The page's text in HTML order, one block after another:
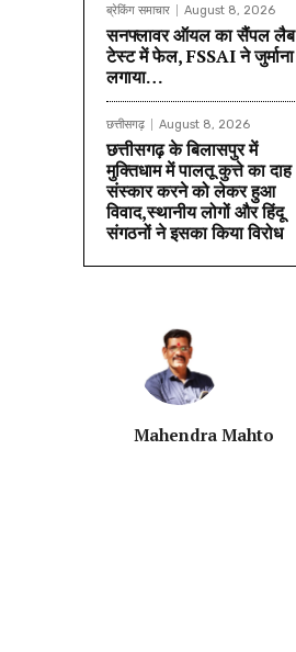
ब्रेकिंग समाचार August 8, 2026
सनफ्लावर ऑयल का सैंपल लैब
टेस्ट में फेल, FSSAI ने जुर्माना
लगाया…
छत्तीसगढ़ August 8, 2026
छत्तीसगढ़ के बिलासपुर में
मुक्तिधाम में पालतू कुत्ते का दाह
संस्कार करने को लेकर हुआ
विवाद,स्थानीय लोगों और हिंदू
संगठनों ने इसका किया विरोध
Mahendra Mahto